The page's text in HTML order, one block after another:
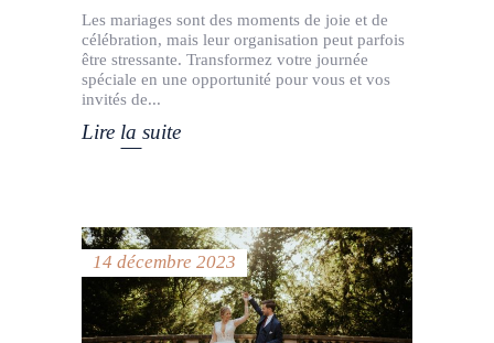
Les mariages sont des moments de joie et de
célébration, mais leur organisation peut parfois
être stressante. Transformez votre journée
spéciale en une opportunité pour vous et vos
invités de
Lire la suite
14 décembre 2023